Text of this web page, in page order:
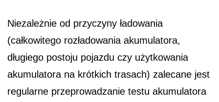
Niezależnie od przyczyny ładowania
(całkowitego rozładowania akumulatora,
długiego postoju pojazdu czy użytkowania
akumulatora na krótkich trasach) zalecane jest
regularne przeprowadzanie testu akumulatora